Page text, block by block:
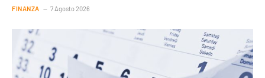
FINANZA 7 Agosto 2026